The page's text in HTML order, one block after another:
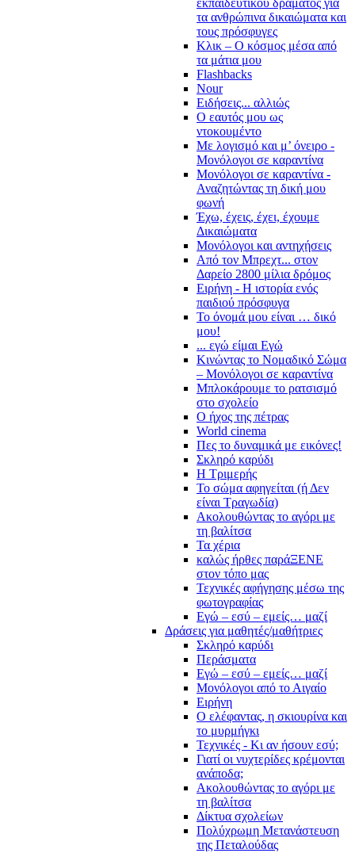
εκπαιδευτικού δράματος για
τα ανθρώπινα δικαιώματα και
τους πρόσφυγες
Κλικ – Ο κόσμος μέσα από
τα μάτια μου
Flashbacks
Nour
Ειδήσεις... αλλιώς
Ο εαυτός μου ως
ντοκουμέντο
Με λογισμό και μ’ όνειρο -
Μονόλογοι σε καραντίνα
Μονόλογοι σε καραντίνα -
Αναζητώντας τη δική μου
φωνή
Έχω, έχεις, έχει, έχουμε
Δικαιώματα
Μονόλογοι και αντηχήσεις
Από τον Μπρεχτ... στον
Δαρείο 2800 μίλια δρόμος
Ειρήνη - Η ιστορία ενός
παιδιού πρόσφυγα
Το όνομά μου είναι … δικό
μου!
... εγώ είμαι Εγώ
Κινώντας το Νομαδικό Σώμα
– Μονόλογοι σε καραντίνα
Μπλοκάρουμε το ρατσισμό
στο σχολείο
Ο ήχος της πέτρας
World cinema
Πες το δυναμικά με εικόνες!
Σκληρό καρύδι
Η Τριμερής
Το σώμα αφηγείται (ή Δεν
είναι Τραγωδία)
Ακολουθώντας το αγόρι με
τη βαλίτσα
Τα χέρια
καλώς ήρθες παράΞΕΝΕ
στον τόπο μας
Τεχνικές αφήγησης μέσω της
φωτογραφίας
Εγώ – εσύ – εμείς… μαζί
Δράσεις για μαθητές/μαθήτριες
Σκληρό καρύδι
Περάσματα
Εγώ – εσύ – εμείς… μαζί
Μονόλογοι από το Αιγαίο
Ειρήνη
Ο ελέφαντας, η σκιουρίνα και
το μυρμήγκι
Τεχνικές - Κι αν ήσουν εσύ;
Γιατί οι νυχτερίδες κρέμονται
ανάποδα;
Ακολουθώντας το αγόρι με
τη βαλίτσα
Δίκτυα σχολείων
Πολύχρωμη Μετανάστευση
της Πεταλούδας